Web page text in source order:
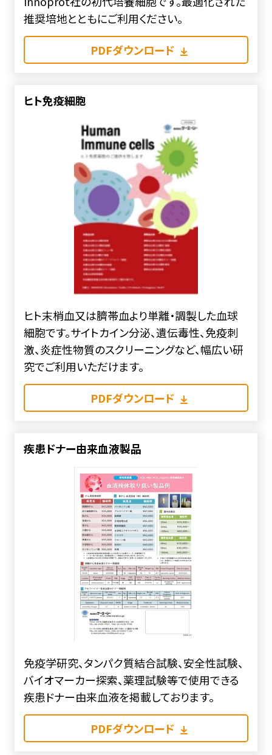
推奨培地とともにご利用ください。
PDFダウンロード
ヒト免疫細胞
ヒト末梢血又は臍帯血より単離・調製した血球
細胞です。サイトカイン分泌、遺伝毒性、免疫刺
激、炎症性物質のスクリーニングなど、幅広い研
究でご利用いただけます。
PDFダウンロード
疾患ドナー由来血液製品
免疫学研究、タンパク質結合試験、安全性試験、
バイオマーカー探索、薬理試験等で使用できる
疾患ドナー由来血液を掲載しております。
PDFダウンロード